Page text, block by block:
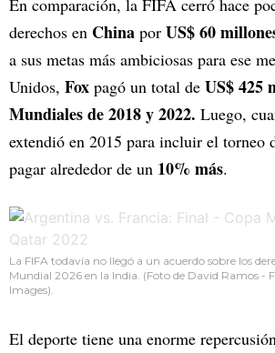
derechos en China por US$ 60
a sus metas más ambiciosas para ese
Unidos, Fox pagó un total de US$ 425
Mundiales de 2018 y 2022. Luego,
extendió en 2015 para incluir el torneo
pagar alrededor de un 10% más.
La FIFA todavía no llegó a un acuerdo sobre los
Mundial 2026 en la India. (Foto de David Ramos -
Images).
El deporte tiene una enorme